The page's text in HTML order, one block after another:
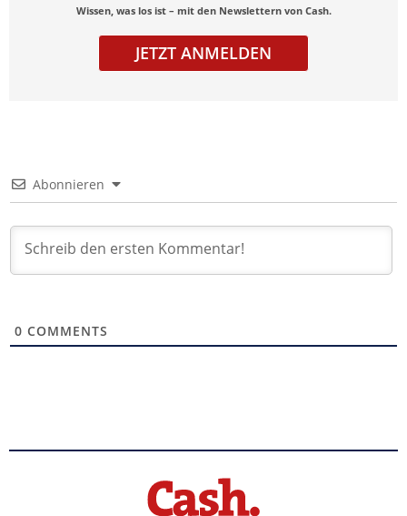
Wissen, was los ist – mit den Newslettern von Cash.
JETZT ANMELDEN
Abonnieren
0 COMMENTS